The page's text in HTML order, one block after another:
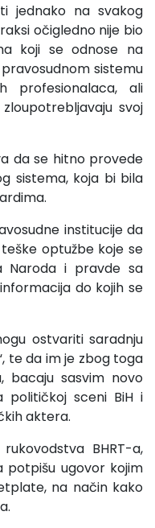
jednako na svakog
očigledno nije bio
koji se odnose na
sistemu
profesionalaca, ali
svoj
da se hitno provede
sistema, koja bi bila
institucije da
optužbe koje se
Naroda i pravde sa
do kojih se
ostvariti saradnju
te da im je zbog toga
bacaju sasvim novo
političkoj sceni BiH i
aktera.
BHRT-a,
potpišu ugovor kojim
na način kako